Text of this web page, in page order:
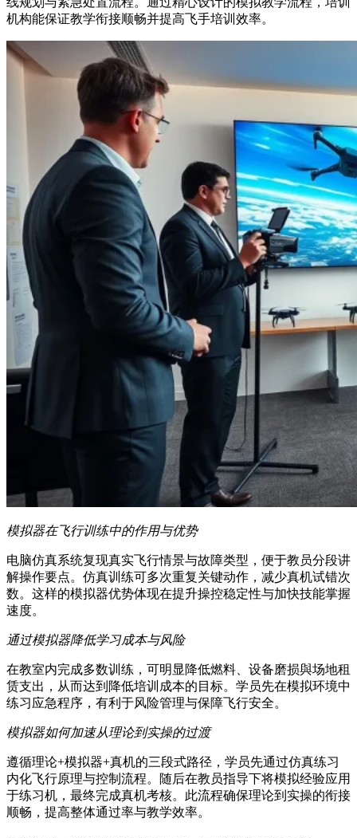
机构能保证教学衔接顺畅并提高飞手培训效率。
模拟器在飞行训练中的作用与优势
电脑仿真系统复现真实飞行情景与故障类型，便于教员分段讲
解操作要点。仿真训练可多次重复关键动作，减少真机试错次
数。这样的模拟器优势体现在提升操控稳定性与加快技能掌握
速度。
通过模拟器降低学习成本与风险
在教室内完成多数训练，可明显降低燃料、设备磨损與场地租
赁支出，从而达到降低培训成本的目标。学员先在模拟环境中
练习应急程序，有利于风险管理与保障飞行安全。
模拟器如何加速从理论到实操的过渡
遵循理论+模拟器+真机的三段式路径，学员先通过仿真练习
内化飞行原理与控制流程。随后在教员指导下将模拟经验应用
于练习机，最终完成真机考核。此流程确保理论到实操的衔接
顺畅，提高整体通过率与教学效率。